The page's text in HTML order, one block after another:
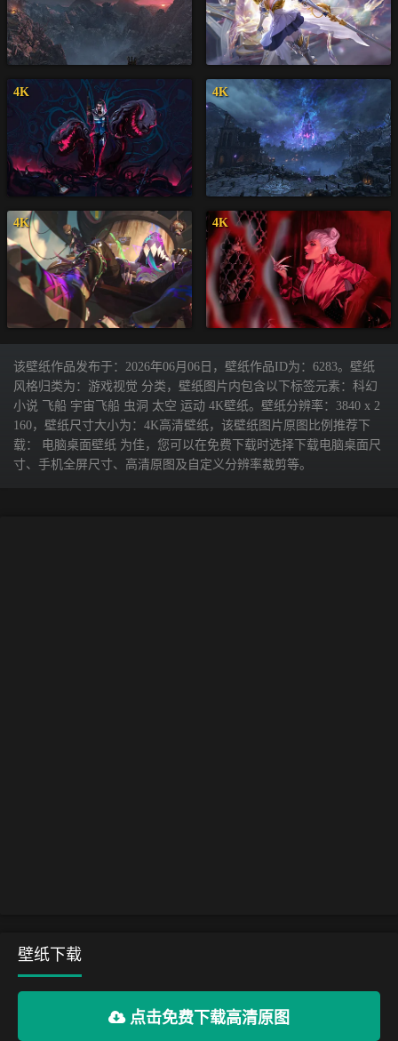
4K 4K
4K 4K
该壁纸作品发布于：2026年06月06日，壁纸作品ID为：6283。壁纸
风格归类为：游戏视觉 分类，壁纸图片内包含以下标签元素：科幻
小说 飞船 宇宙飞船 虫洞 太空 运动 4K壁纸。壁纸分辨率：3840 x 2
160，壁纸尺寸大小为：4K高清壁纸，该壁纸图片原图比例推荐下
载： 电脑桌面壁纸 为佳，您可以在免费下载时选择下载电脑桌面尺
寸、手机全屏尺寸、高清原图及自定义分辨率裁剪等。
壁纸下载
点击免费下载高清原图